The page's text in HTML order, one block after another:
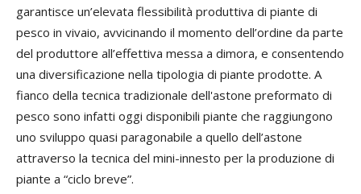
garantisce un’elevata flessibilità produttiva di piante di
pesco in vivaio, avvicinando il momento dell’ordine da parte
del produttore all’effettiva messa a dimora, e consentendo
una diversificazione nella tipologia di piante prodotte. A
fianco della tecnica tradizionale dell'astone preformato di
pesco sono infatti oggi disponibili piante che raggiungono
uno sviluppo quasi paragonabile a quello dell’astone
attraverso la tecnica del mini-innesto per la produzione di
piante a “ciclo breve”.